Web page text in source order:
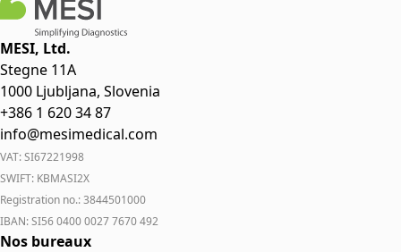
MESI, Ltd.
Stegne 11A
1000 Ljubljana, Slovenia
+386 1 620 34 87
info@mesimedical.com
VAT: SI67221998
SWIFT: KBMASI2X
Registration no.: 3844501000
IBAN: SI56 0400 0027 7670 492
Nos bureaux